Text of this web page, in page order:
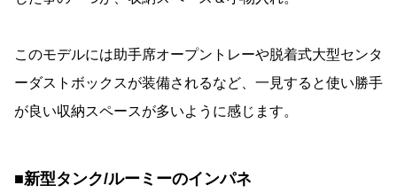
このモデルには助手席オープントレーや脱着式大型センタ
ーダストボックスが装備されるなど、一見すると使い勝手
が良い収納スペースが多いように感じます。
■新型タンク/ルーミーのインパネ